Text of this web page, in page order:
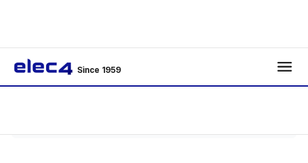
Since 1959